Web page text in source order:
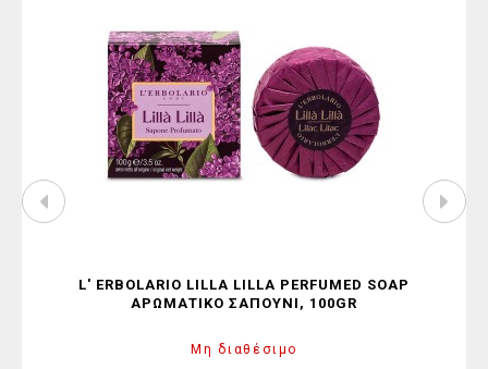
L' ERBOLARIO LILLA LILLA PERFUMED SOAP
ΑΡΩΜΑΤΙΚΌ ΣΑΠΟΎΝΙ, 100GR
Μη διαθέσιμο